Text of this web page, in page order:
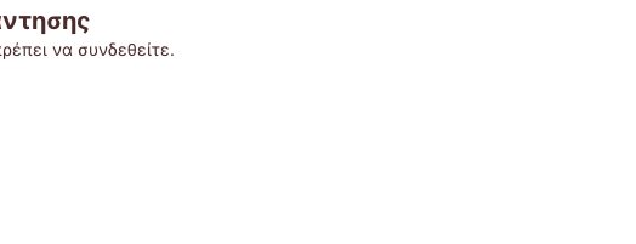
να συνδεθείτε.